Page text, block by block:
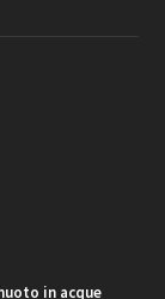
in acque